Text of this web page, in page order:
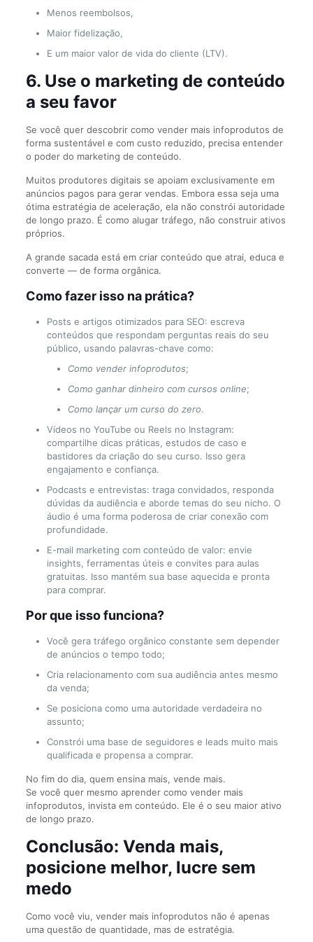
Menos reembolsos,
Maior fidelização,
E um maior valor de vida do cliente (LTV).
6. Use o marketing de conteúdo
a seu favor
Se você quer descobrir como vender mais infoprodutos de
forma sustentável e com custo reduzido, precisa entender
o poder do marketing de conteúdo.
Muitos produtores digitais se apoiam exclusivamente em
anúncios pagos para gerar vendas. Embora essa seja uma
ótima estratégia de aceleração, ela não constrói autoridade
de longo prazo. É como alugar tráfego, não construir ativos
próprios.
A grande sacada está em criar conteúdo que atrai, educa e
converte — de forma orgânica.
Como fazer isso na prática?
Posts e artigos otimizados para SEO: escreva
conteúdos que respondam perguntas reais do seu
público, usando palavras-chave como:
Como vender infoprodutos;
Como ganhar dinheiro com cursos online;
Como lançar um curso do zero.
Vídeos no YouTube ou Reels no Instagram:
compartilhe dicas práticas, estudos de caso e
bastidores da criação do seu curso. Isso gera
engajamento e confiança.
Podcasts e entrevistas: traga convidados, responda
dúvidas da audiência e aborde temas do seu nicho. O
áudio é uma forma poderosa de criar conexão com
profundidade.
E-mail marketing com conteúdo de valor: envie
insights, ferramentas úteis e convites para aulas
gratuitas. Isso mantém sua base aquecida e pronta
para comprar.
Por que isso funciona?
Você gera tráfego orgânico constante sem depender
de anúncios o tempo todo;
Cria relacionamento com sua audiência antes mesmo
da venda;
Se posiciona como uma autoridade verdadeira no
assunto;
Constrói uma base de seguidores e leads muito mais
qualificada e propensa a comprar.
No fim do dia, quem ensina mais, vende mais.
Se você quer mesmo aprender como vender mais
infoprodutos, invista em conteúdo. Ele é o seu maior ativo
de longo prazo.
Conclusão: Venda mais,
posicione melhor, lucre sem
medo
Como você viu, vender mais infoprodutos não é apenas
uma questão de quantidade, mas de estratégia.